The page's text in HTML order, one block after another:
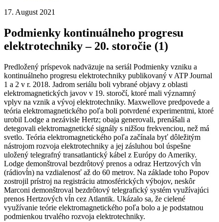
17. August 2021
Podmienky kontinuálneho progresu
elektrotechniky – 20. storočie (1)
Predložený príspevok nadväzuje na seriál Podmienky vzniku a
kontinuálneho progresu elektrotechniky publikovaný v ATP Journal
1 a 2 v r. 2018. Jadrom seriálu boli vybrané objavy z oblasti
elektromagnetických javov v 19. storočí, ktoré mali významný
vplyv na vznik a vývoj elektrotechniky. Maxwellove predpovede a
teória elektromagnetického poľa boli potvrdené experimentmi, ktoré
urobil Lodge a nezávisle Hertz; obaja generovali, prenášali a
detegovali elektromagnetické signály s nižšou frekvenciou, než má
svetlo. Teória elektromagnetického poľa začínala byť dôležitým
nástrojom rozvoja elektrotechniky a jej zásluhou bol úspešne
uložený telegrafný transatlantický kábel z Európy do Ameriky.
Lodge demonštroval bezdrôtový prenos a odraz Hertzových vĺn
(rádiovĺn) na vzdialenosť až do 60 metrov. Na základe toho Popov
zostrojil prístroj na registráciu atmosférických výbojov, neskôr
Marconi demonštroval bezdrôtový telegrafický systém využívajúci
prenos Hertzových vĺn cez Atlantik. Ukázalo sa, že cielené
využívanie teórie elektromagnetického poľa bolo a je podstatnou
podmienkou trvalého rozvoja elektrotechniky.